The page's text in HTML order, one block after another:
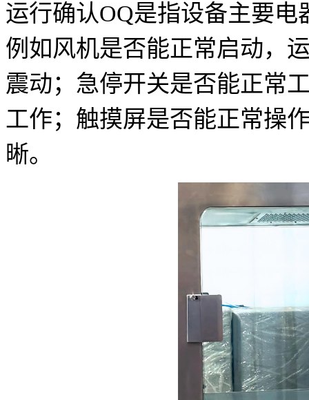
运行确认OQ是指设备主要
例如风机是否能正常启动，
震动；急停开关是否能正常
工作；触摸屏是否能正常操
晰。